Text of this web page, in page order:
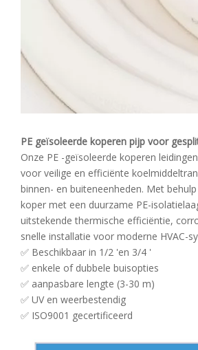
PE geïsoleerde koperen pijp voor
Onze PE -geïsoleerde koperen
voor veilige en efficiënte
binnen- en buiteneenheden. Met
koper met een duurzame PE-
uitstekende thermische efficiëntie,
snelle installatie voor moderne HVAC-
✅ Beschikbaar in 1/2 'en 3/4 '
✅ enkele of dubbele buisopties
✅ aanpasbare lengte (3-30 m)
✅ UV en weerbestendig
✅ ISO9001 gecertificeerd